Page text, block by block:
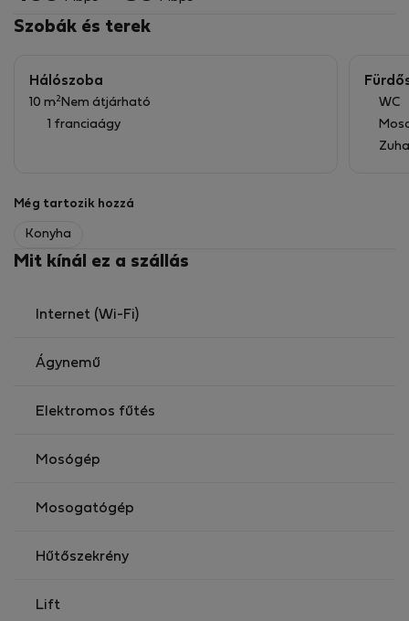
Szobák és terek
Hálószoba
10 m2 Nem átjárható
1 franciaágy
WC
Még tartozik hozzá
Konyha
Mit kínál ez a szállás
Internet (Wi-Fi)
Ágynemű
Elektromos fűtés
Mosógép
Mosogatógép
Hűtőszekrény
Lift